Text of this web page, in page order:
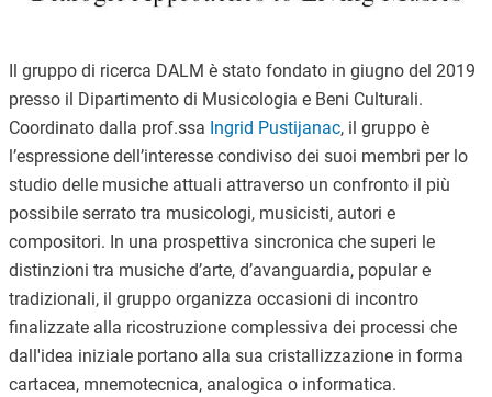
Il gruppo di ricerca DALM è stato fondato in giugno del 2019
presso il Dipartimento di Musicologia e Beni Culturali.
Coordinato dalla prof.ssa Ingrid Pustijanac, il gruppo è
l’espressione dell’interesse condiviso dei suoi membri per lo
studio delle musiche attuali attraverso un confronto il più
possibile serrato tra musicologi, musicisti, autori e
compositori. In una prospettiva sincronica che superi le
distinzioni tra musiche d’arte, d’avanguardia, popular e
tradizionali, il gruppo organizza occasioni di incontro
finalizzate alla ricostruzione complessiva dei processi che
dall'idea iniziale portano alla sua cristallizzazione in forma
cartacea, mnemotecnica, analogica o informatica.